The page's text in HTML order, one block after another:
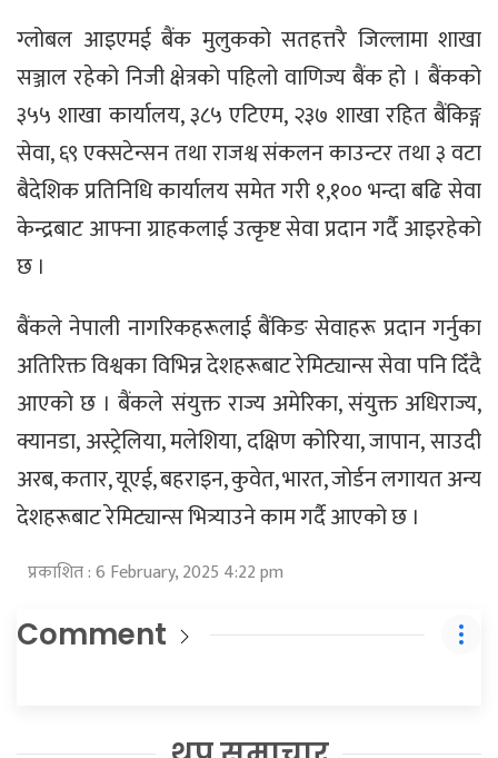
ग्लोबल आइएमई बैंक मुलुकको सतहत्तरै जिल्लामा शाखा
सञ्जाल रहेको निजी क्षेत्रको पहिलो वाणिज्य बैंक हो । बैंकको
३५५ शाखा कार्यालय, ३८५ एटिएम, २३७ शाखा रहित बैंकिङ्ग
सेवा, ६९ एक्सटेन्सन तथा राजश्व संकलन काउन्टर तथा ३ वटा
बैदेशिक प्रतिनिधि कार्यालय समेत गरी १,१०० भन्दा बढि सेवा
केन्द्रबाट आफ्ना ग्राहकलाई उत्कृष्ट सेवा प्रदान गर्दै आइरहेको
छ ।
बैंकले नेपाली नागरिकहरूलाई बैंकिङ सेवाहरू प्रदान गर्नुका
अतिरिक्त विश्वका विभिन्न देशहरूबाट रेमिट्यान्स सेवा पनि दिँदै
आएको छ । बैंकले संयुक्त राज्य अमेरिका, संयुक्त अधिराज्य,
क्यानडा, अस्ट्रेलिया, मलेशिया, दक्षिण कोरिया, जापान, साउदी
अरब, कतार, यूएई, बहराइन, कुवेत, भारत, जोर्डन लगायत अन्य
देशहरूबाट रेमिट्यान्स भित्र्याउने काम गर्दै आएको छ ।
प्रकाशित : 6 February, 2025 4:22 pm
Comment